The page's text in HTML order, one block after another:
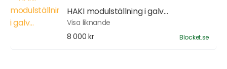
HAKI modulställning i galv...
Visa liknande
8 000 kr
Blocket.se